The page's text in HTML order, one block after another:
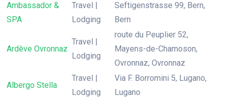
Ambassador &
SPA
Travel |
Lodging
Seftigenstrasse 99, Bern,
Bern
Ardève Ovronnaz
Travel |
Lodging
route du Peuplier 52,
Mayens-de-Chamoson,
Ovronnaz, Ovronnaz
Albergo Stella
Travel |
Lodging
Via F. Borromini 5, Lugano,
Lugano